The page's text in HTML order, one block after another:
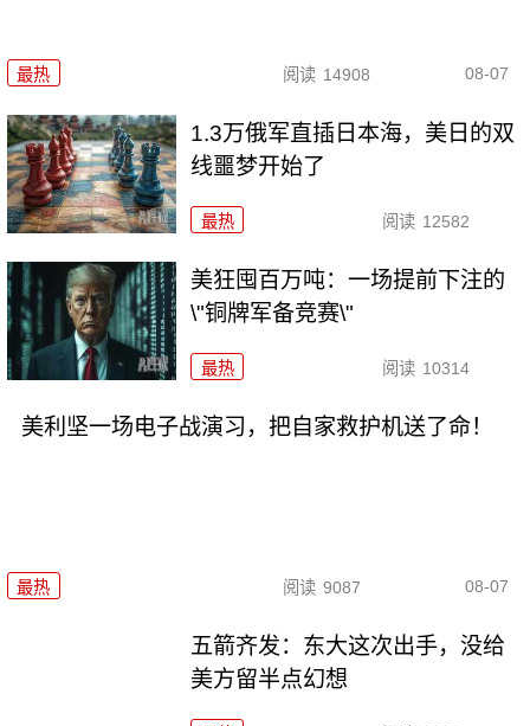
最热 阅读 14908 08-07
1.3万俄军直插日本海，美日的双
线噩梦开始了
最热 阅读 12582
美狂囤百万吨：一场提前下注的
\"铜牌军备竞赛\"
最热 阅读 10314
美利坚一场电子战演习，把自家救护机送了命！
最热 阅读 9087 08-07
五箭齐发：东大这次出手，没给
美方留半点幻想